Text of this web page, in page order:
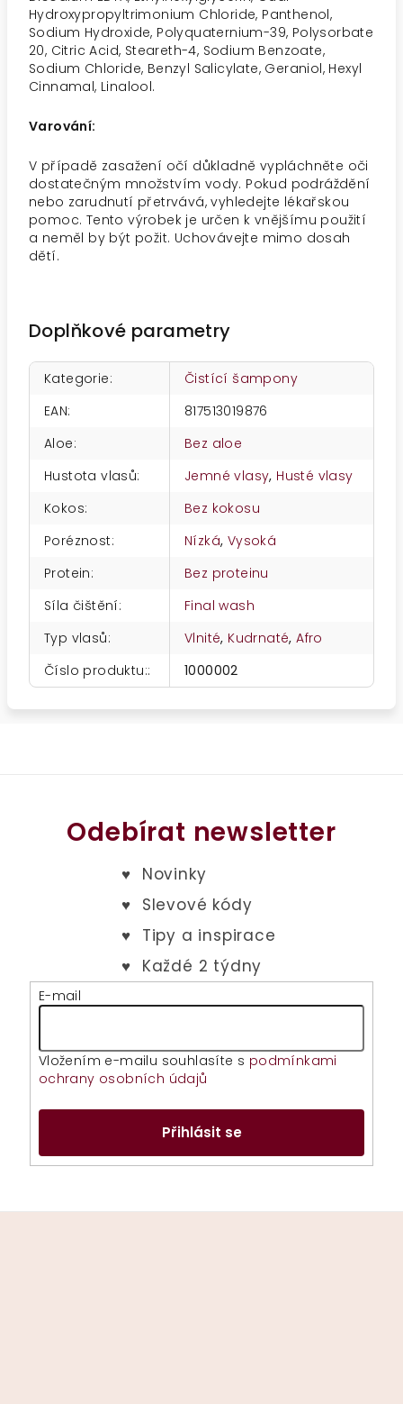
Hydroxypropyltrimonium Chloride, Panthenol,
Sodium Hydroxide, Polyquaternium-39, Polysorbate
20, Citric Acid, Steareth-4, Sodium Benzoate,
Sodium Chloride, Benzyl Salicylate, Geraniol, Hexyl
Cinnamal, Linalool.
Varování:
V případě zasažení očí důkladně vypláchněte oči
dostatečným množstvím vody. Pokud podráždění
nebo zarudnutí přetrvává, vyhledejte lékařskou
pomoc. Tento výrobek je určen k vnějšímu použití
a neměl by být požit. Uchovávejte mimo dosah
dětí.
Doplňkové parametry
Kategorie:
Čistící šampony
EAN:
817513019876
Aloe:
Bez aloe
Hustota vlasů: Jemné vlasy, Husté vlasy
Kokos:
Bez kokosu
Poréznost: Nízká, Vysoká
Protein:
Bez proteinu
Síla čištění:
Final wash
Typ vlasů: Vlnité, Kudrnaté,Afro
Číslo produktu:: 1000002
Odebírat newsletter
E-mail
Vložením e-mailu souhlasíte s podmínkami
ochrany osobních údajů
Přihlásit se